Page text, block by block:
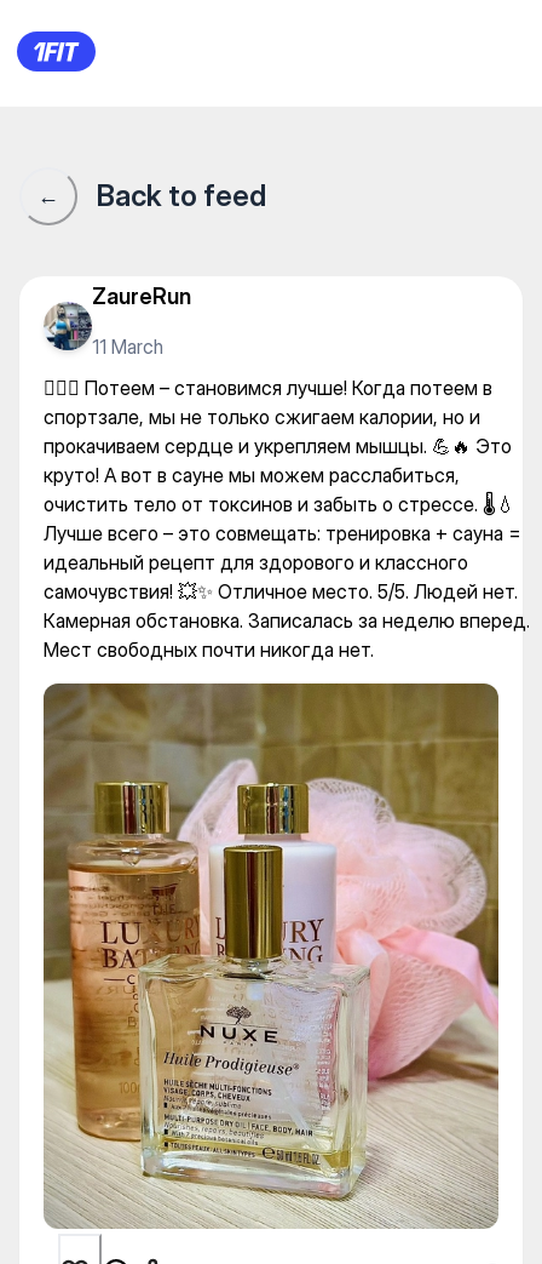
🏋️‍♂️💦 Потеем – становимся
← Back to feed
ZaureRun
11 March
🏋️‍♂️💦 Потеем – становимся лучше! Когда потеем в
спортзале, мы не только сжигаем калории, но и
прокачиваем сердце и укрепляем мышцы. 💪🔥 Это
круто! А вот в сауне мы можем расслабиться,
очистить тело от токсинов и забыть о стрессе. 🌡️💧
Лучше всего – это совмещать: тренировка + сауна =
идеальный рецепт для здорового и классного
самочувствия! 💥✨ Отличное место. 5/5. Людей нет.
Камерная обстановка. Записалась за неделю вперед.
Мест свободных почти никогда нет.